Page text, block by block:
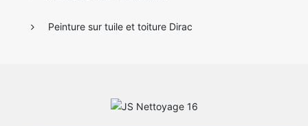
Peinture sur tuile et toiture Dirac